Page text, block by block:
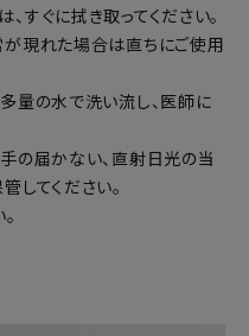
ぐに拭き取ってください。
現れた場合は直ちにご使用
量の水で洗い流し、医師に
の届かない、直射日光の当
してください。
。